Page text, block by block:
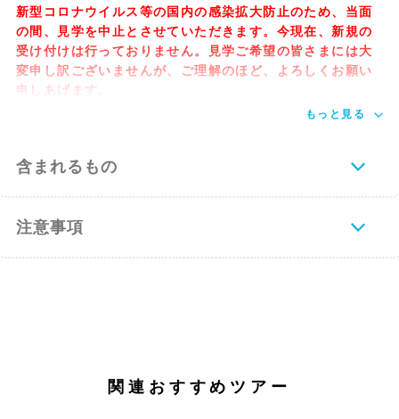
新型コロナウイルス等の国内の感染拡大防止のため、当面
の間、見学を中止とさせていただきます。今現在、新規の
受け付けは行っておりません。見学ご希望の皆さまには大
変申し訳ございませんが、ご理解のほど、よろしくお願い
申しあげます。
もっと見る
含まれるもの
注意事項
関連おすすめツアー